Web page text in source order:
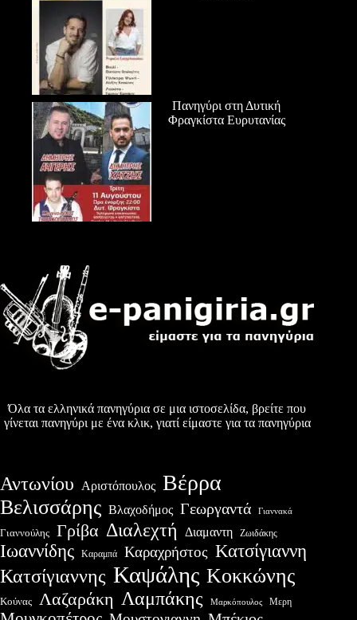
Πανηγύρι στη Δυτική
Φραγκίστα Ευρυτανίας
Όλα τα ελληνικά πανηγύρια σε μια ιστοσελίδα, βρείτε που
γίνεται πανηγύρι με ένα κλικ, γιατί είμαστε για τα πανηγύρια
Αντωνίου Αριστόπουλος Βέρρα
Βελισσάρης Βλαχοδήμος Γεωργαντά Γιαννακά
Γιαννούλης Γρίβα Διαλεχτή Διαμαντη Ζωιδάκης
Ιωαννίδης Καραμπά Καραχρήστος Κατσίγιαννη
Κατσίγιαννης Καψάλης Κοκκώνης
Κούνας Λαζαράκη Λαμπάκης Μαρκόπουλος Μερη